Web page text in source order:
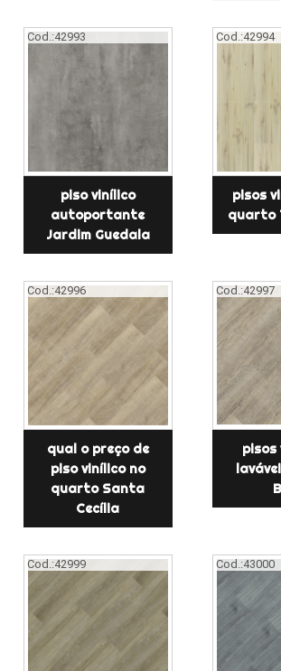
Cod.:42993
piso vinílico
autoportante
Jardim Guedala
Cod.:42994
pisos
quarto
Cod.:42996
qual o preço de
piso vinílico no
quarto Santa
Cecília
Cod.:42997
pisos
Cod.:42999 Cod.:43000